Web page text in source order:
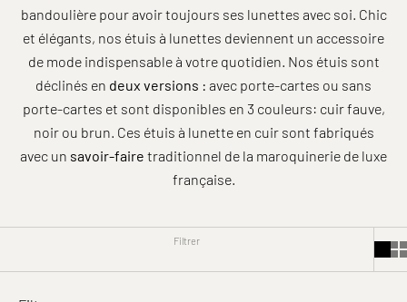
bandoulière pour avoir toujours ses lunettes avec soi. Chic
et élégants, nos étuis à lunettes deviennent un accessoire
de mode indispensable à votre quotidien. Nos étuis sont
déclinés en deux versions : avec porte-cartes ou sans
porte-cartes et sont disponibles en 3 couleurs: cuir fauve,
noir ou brun. Ces étuis à lunette en cuir sont fabriqués
avec un savoir-faire traditionnel de la maroquinerie de luxe
française.
Filtrer